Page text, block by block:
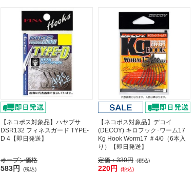
【ネコポス対象品】ハヤブサ
DSR132 フィネスガード TYPE-
D 4【即日発送】
オープン価格
583円 (税込)
【ネコポス対象品】デコイ
(DECOY) キロフック･ワーム17
Kg Hook Worm17 ＃4/0（6本入
り）【即日発送】
定価：330円 (税込)
220円 (税込)